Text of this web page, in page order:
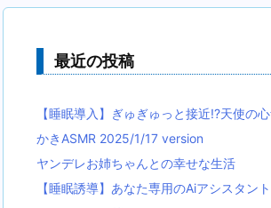
最近の投稿
【睡眠導入】ぎゅぎゅっと接近!?天使の
かきASMR 2025/1/17 version
ヤンデレお姉ちゃんとの幸せな生活
【睡眠誘導】あなた専用のAiアシスタン